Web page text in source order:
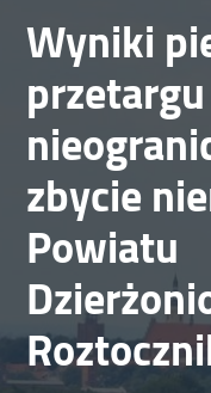
Wyniki
zbycie
Powiatu